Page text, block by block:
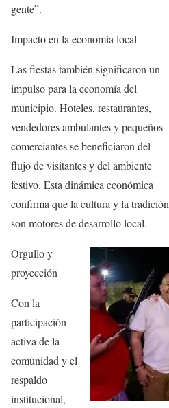
gente”.
Impacto en la economía local
Las fiestas también significaron un
impulso para la economía del
municipio. Hoteles, restaurantes,
vendedores ambulantes y pequeños
comerciantes se beneficiaron del
flujo de visitantes y del ambiente
festivo. Esta dinámica económica
confirma que la cultura y la tradición
son motores de desarrollo local.
Orgullo y
proyección
Con la
participación
activa de la
comunidad y el
respaldo
institucional,